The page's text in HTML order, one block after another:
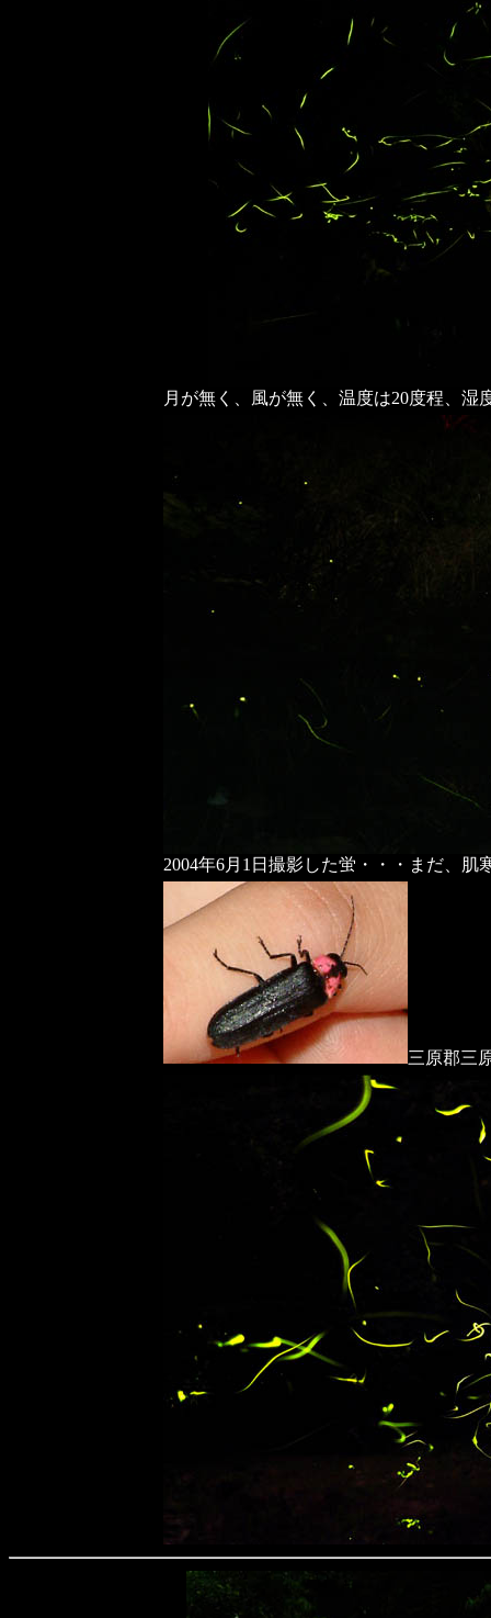
月が無く、風が無く、温度は20度程、湿
2004年6月1日撮影した蛍・・・まだ、
三原郡三